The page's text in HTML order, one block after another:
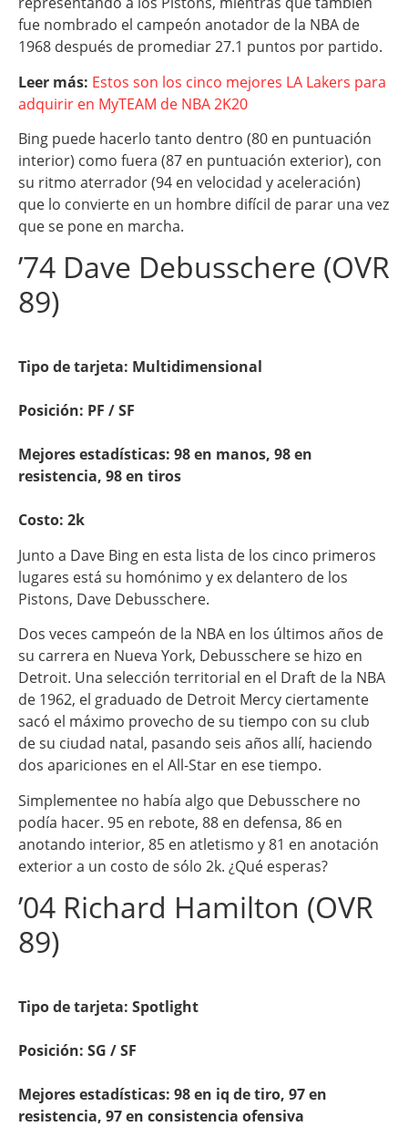
fue nombrado el campeón anotador de la NBA de
1968 después de promediar 27.1 puntos por partido.
Leer más: Estos son los cinco mejores LA Lakers para
adquirir en MyTEAM de NBA 2K20
Bing puede hacerlo tanto dentro (80 en puntuación
interior) como fuera (87 en puntuación exterior), con
su ritmo aterrador (94 en velocidad y aceleración)
que lo convierte en un hombre difícil de parar una vez
que se pone en marcha.
’74 Dave Debusschere (OVR
89)
Tipo de tarjeta: Multidimensional
Posición: PF / SF
Mejores estadísticas: 98 en manos, 98 en
resistencia, 98 en tiros
Costo: 2k
Junto a Dave Bing en esta lista de los cinco primeros
lugares está su homónimo y ex delantero de los
Pistons, Dave Debusschere.
Dos veces campeón de la NBA en los últimos años de
su carrera en Nueva York, Debusschere se hizo en
Detroit. Una selección territorial en el Draft de la NBA
de 1962, el graduado de Detroit Mercy ciertamente
sacó el máximo provecho de su tiempo con su club
de su ciudad natal, pasando seis años allí, haciendo
dos apariciones en el All-Star en ese tiempo.
Simplementee no había algo que Debusschere no
podía hacer. 95 en rebote, 88 en defensa, 86 en
anotando interior, 85 en atletismo y 81 en anotación
exterior a un costo de sólo 2k. ¿Qué esperas?
’04 Richard Hamilton (OVR
89)
Tipo de tarjeta: Spotlight
Posición: SG / SF
Mejores estadísticas: 98 en iq de tiro, 97 en
resistencia, 97 en consistencia ofensiva